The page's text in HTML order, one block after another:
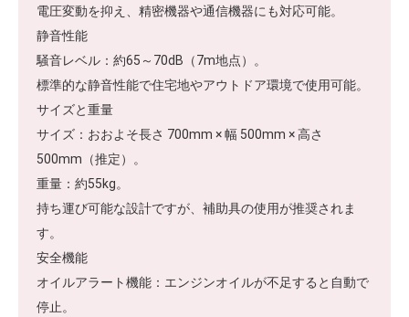
電圧変動を抑え、精密機器や通信機器にも対応可能。
静音性能
騒音レベル：約65～70dB（7m地点）。
標準的な静音性能で住宅地やアウトドア環境で使用可能。
サイズと重量
サイズ：おおよそ長さ 700mm × 幅 500mm × 高さ
500mm（推定）。
重量：約55kg。
持ち運び可能な設計ですが、補助具の使用が推奨されま
す。
安全機能
オイルアラート機能：エンジンオイルが不足すると自動で
停止。